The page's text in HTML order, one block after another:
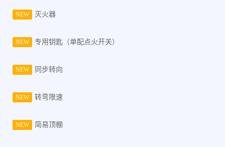
NEW 灭火器
NEW 专用钥匙（单配点火开关）
NEW 同步转向
NEW 转弯限速
NEW 简易顶棚